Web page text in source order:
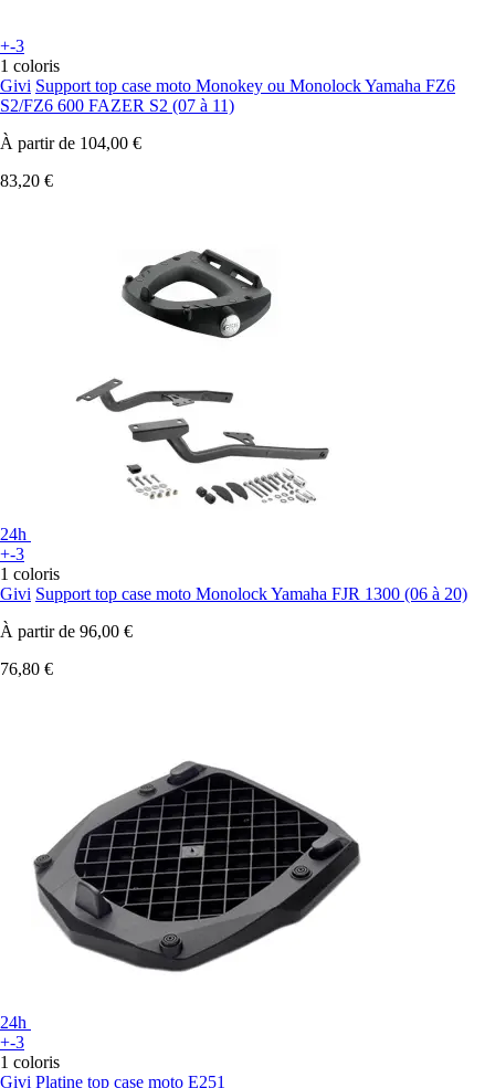
+-3
1 coloris
Givi Support top case moto Monokey ou Monolock Yamaha FZ6
S2/FZ6 600 FAZER S2 (07 à 11)
À partir de 104,00 €
83,20 €
24h
+-3
1 coloris
Givi Support top case moto Monolock Yamaha FJR 1300 (06 à 20)
À partir de 96,00 €
76,80 €
24h
+-3
1 coloris
Givi Platine top case moto E251